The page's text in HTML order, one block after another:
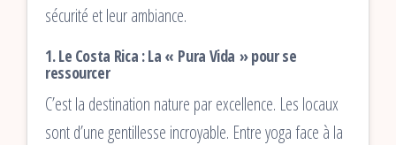
sécurité et leur ambiance.
1. Le Costa Rica : La « Pura Vida » pour se
ressourcer
C’est la destination nature par excellence. Les locaux
sont d’une gentillesse incroyable. Entre yoga face à la